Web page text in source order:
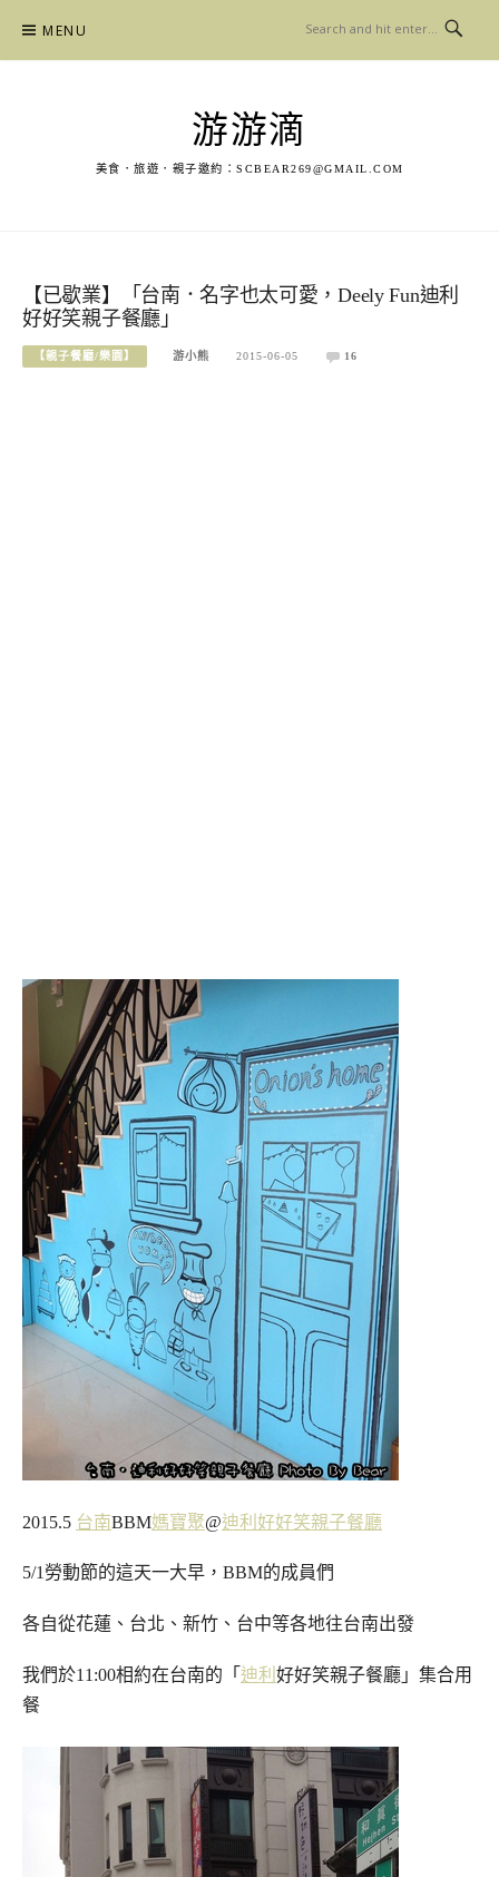
content
MENU
游游滴
美食．旅遊．親子邀約： SCBEAR269@GMAIL.COM
【已歇業】「台南．名字也太可愛，Deely Fun迪利
好好笑親子餐廳」
【親子餐廳/樂園】 游小熊 2015-06-05 16
2015.5 台南BBM媽寶聚@迪利好好笑親子餐廳
5/1勞動節的這天一大早，BBM的成員們
各自從花蓮、台北、新竹、台中等各地往台南出發
我們於11:00相約在台南的「 迪利 好好笑親子餐廳」集合用
餐